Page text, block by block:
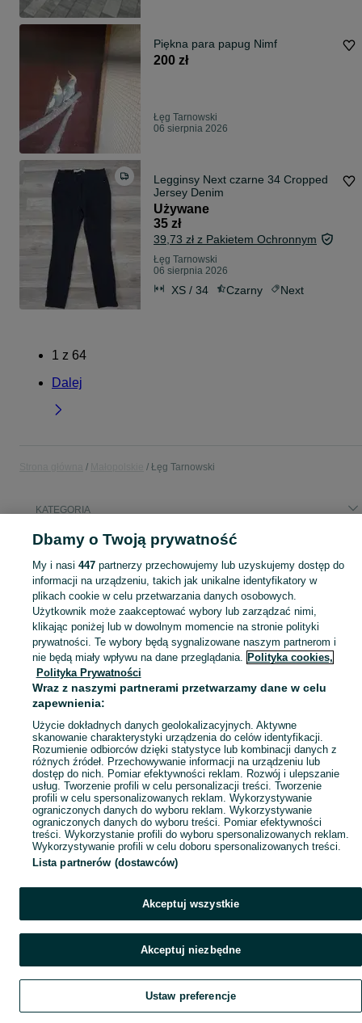
Piękna para papug Nimf
200 zł
Łęg Tarnowski
06 sierpnia 2026
Legginsy Next czarne 34 Cropped
Jersey Denim
Używane
35 zł
39,73 zł z Pakietem Ochronnym
Łęg Tarnowski
06 sierpnia 2026
XS / 34 Czarny Next
1 z 64
Dalej
Łęg Tarnowski
KATEGORIA
Popularne wyszukiwania
wyandotte tasima do zgrzewania ogniw f 900 r z900
Skorzystaj z największego serwisu ogłoszeniowego - Łęg Tarnowski i okolice! Kupuj to, czego pragniesz i sprzedawaj to, czego już nie potrzebujesz! Zobacz
Mapa kategorii
Mapa miejscowości
Mapa ministron
Szukaj Obserwujesz Dodaj Czat Konto
Dbamy o Twoją prywatność
My i nasi 447partnerzy przechowujemy lub uzyskujemy dostęp do
informacji na urządzeniu, takich jak unikalne identyfikatory w
plikach cookie w celu przetwarzania danych osobowych.
Użytkownik może zaakceptować wybory lub zarządzać nimi,
klikając poniżej lub w dowolnym momencie na stronie polityki
prywatności. Te wybory będą sygnalizowane naszym partnerom i
nie będą miały wpływu na dane przeglądania. Polityka cookies,
Polityka Prywatności
Wraz z naszymi partnerami przetwarzamy dane w celu
zapewnienia:
Użycie dokładnych danych geolokalizacyjnych. Aktywne
skanowanie charakterystyki urządzenia do celów identyfikacji.
Rozumienie odbiorców dzięki statystyce lub kombinacji danych z
różnych źródeł. Przechowywanie informacji na urządzeniu lub
dostęp do nich. Pomiar efektywności reklam. Rozwój i ulepszanie
usług. Tworzenie profili w celu personalizacji treści. Tworzenie
profili w celu spersonalizowanych reklam. Wykorzystywanie
ograniczonych danych do wyboru reklam. Wykorzystywanie
ograniczonych danych do wyboru treści. Pomiar efektywności
treści. Wykorzystanie profili do wyboru spersonalizowanych reklam.
Wykorzystywanie profili w celu doboru spersonalizowanych treści.
Lista partnerów (dostawców)
Akceptuj wszystkie
Akceptuj niezbędne
Ustaw preferencje